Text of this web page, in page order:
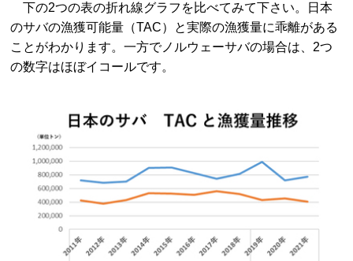
下の2つの表の折れ線グラフを比べてみて下さい。日本
のサバの漁獲可能量（TAC）と実際の漁獲量に乖離がある
ことがわかります。一方でノルウェーサバの場合は、2つ
の数字はほぼイコールです。